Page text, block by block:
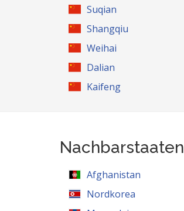
Suqian
Shangqiu
Weihai
Dalian
Kaifeng
Nachbarstaaten
Afghanistan
Nordkorea